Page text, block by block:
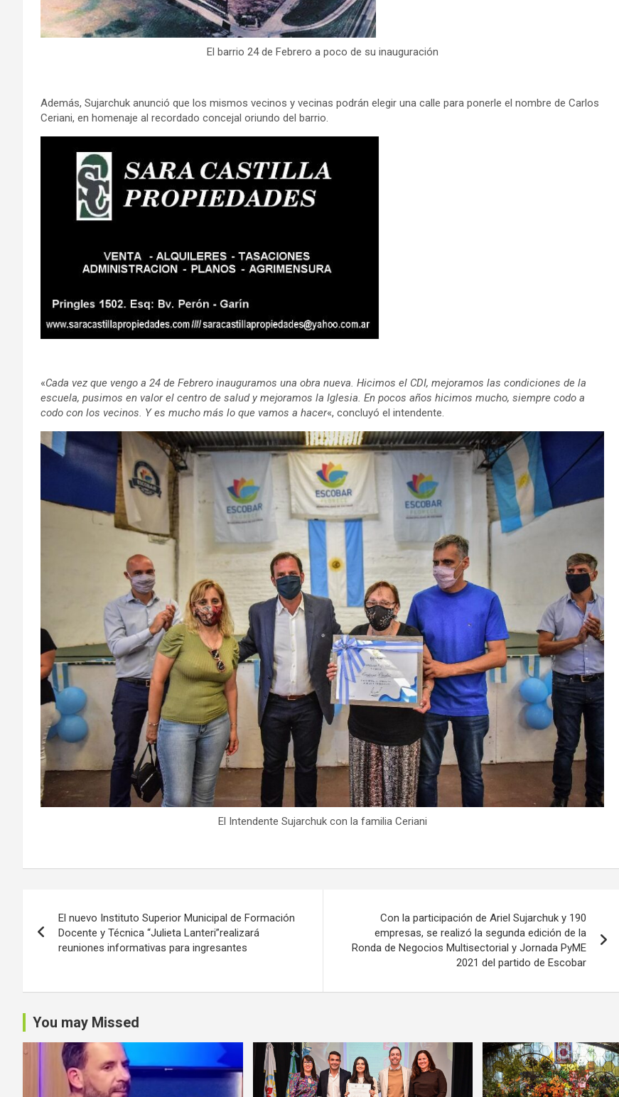
El barrio 24 de Febrero a poco de su inauguración
Además, Sujarchuk anunció que los mismos vecinos y vecinas podrán elegir una calle para ponerle el nombre de Carlos
Ceriani, en homenaje al recordado concejal oriundo del barrio.
«Cada vez que vengo a 24 de Febrero inauguramos una obra nueva. Hicimos el CDI, mejoramos las condiciones de la
escuela, pusimos en valor el centro de salud y mejoramos la Iglesia. En pocos años hicimos mucho, siempre codo a
codo con los vecinos. Y es mucho más lo que vamos a hacer«, concluyó el intendente.
El Intendente Sujarchuk con la familia Ceriani
de
El nuevo Instituto Superior Municipal de Formación
Docente y Técnica “Julieta Lanteri”realizará
reuniones informativas para ingresantes
Con la participación de Ariel Sujarchuk y 190
empresas, se realizó la segunda edición de la
Ronda de Negocios Multisectorial y Jornada PyME
2021 del partido de Escobar
You may Missed